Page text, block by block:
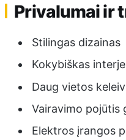
Privalumai ir
Stilingas dizainas
Kokybiškas
Daug vietos
Vairavimo pojūtis
Elektros įrangos